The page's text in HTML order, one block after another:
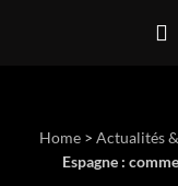
Home> Actualités
Espagne :